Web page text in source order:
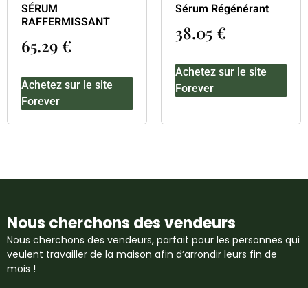
SÉRUM
RAFFERMISSANT
65.29€
Achetez sur le site
Forever
Sérum Régénérant
38.05€
Achetez sur le site
Forever
Nous cherchons des vendeurs
Nous cherchons des vendeurs, parfait pour les personnes qui
veulent travailler de la maison afin d’arrondir leurs fin de
mois !